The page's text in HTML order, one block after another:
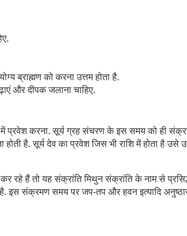
ब्राह्मण को करना उत्तम होता है.
और दीपक जलाना चाहिए.
प्रवेश करना. सूर्य ग्रह संचरण के इस समय को ही
है. सूर्य देव का प्रवेश जिस भी राशि में होता है उसे
रहे हैं तो यह संक्रांति मिथुन संक्रांति के नाम से
है. इस संक्रमण समय पर जप-तप और हवन इत्यादि